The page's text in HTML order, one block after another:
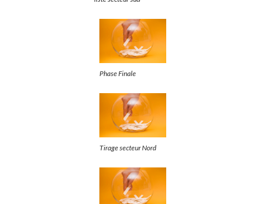
Phase Finale
Tirage secteur Nord